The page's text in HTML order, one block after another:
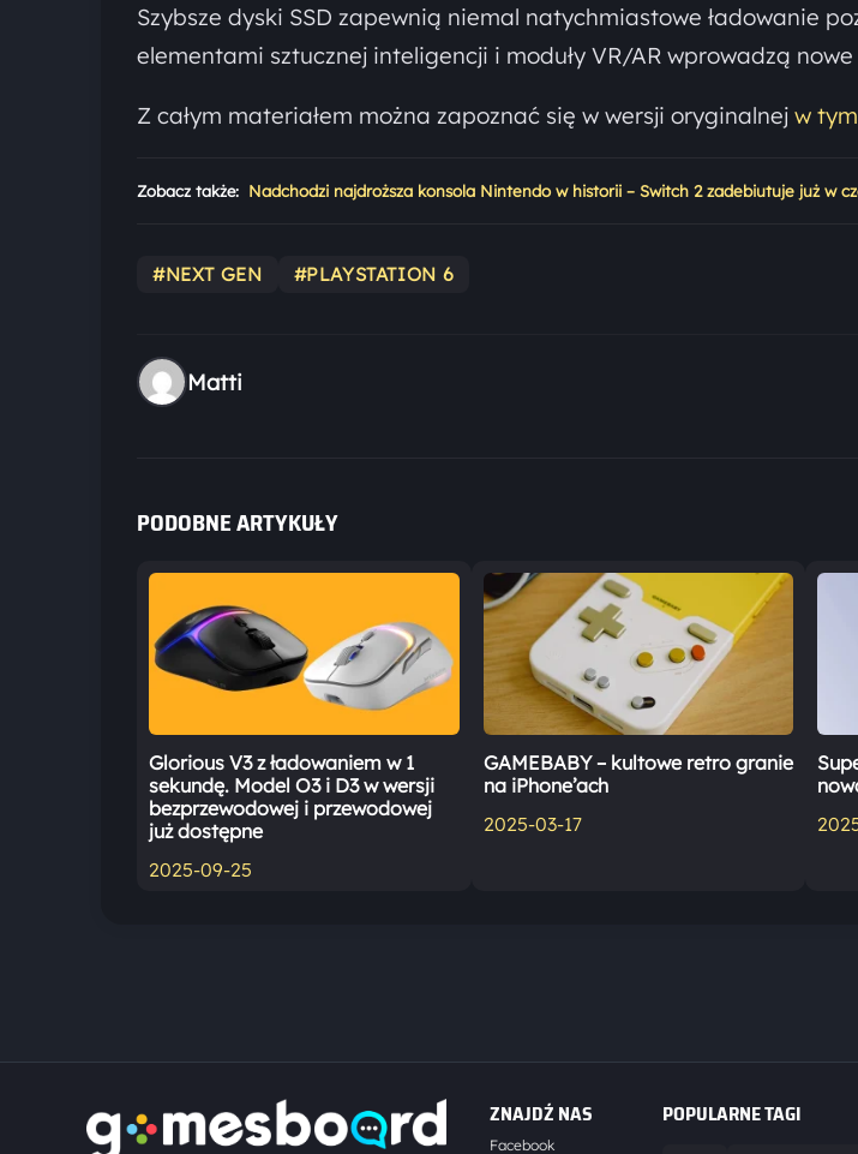
Szybsze dyski SSD zapewnią niemal natychmiastowe ładowanie
elementami sztucznej inteligencji i moduły VR/AR wprowadzą
Z całym materiałem można zapoznać się w wersji oryginalnej w
Zobacz także: Nadchodzi najdroższa konsola Nintendo w historii – Switch 2 zadebiutuje już w
#NEXT GEN #PLAYSTATION 6
Matti
PODOBNE ARTYKUŁY
Glorious V3 z ładowaniem w 1
sekundę. Model O3 i D3 w wersji
bezprzewodowej i przewodowej
już dostępne
2025-09-25
GAMEBABY – kultowe retro granie
na iPhone’ach
2025-03-17
ZNAJDŹ NAS
Facebook
POPULARNE TAGI